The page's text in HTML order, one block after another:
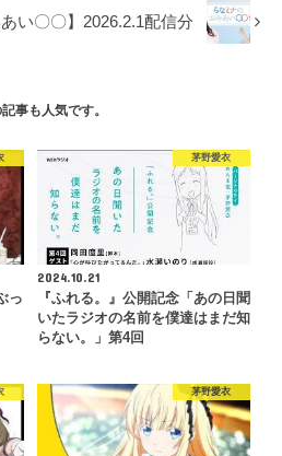
い〇〇】2026.2.1配信分
事も人気です。
っ
茅野愛衣
2024.10.21
『ふれる。』公開記念「あの日聞
いたラジオの名前を僕達はまだ知
らない。」第4回
茅野愛衣